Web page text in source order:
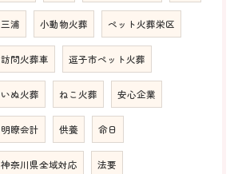
三浦 小動物火葬 ペット火葬栄区
訪問火葬車 逗子市ペット火葬
いぬ火葬 ねこ火葬 安心企業
明瞭会計 供養 命日
神奈川県全域対応 法要